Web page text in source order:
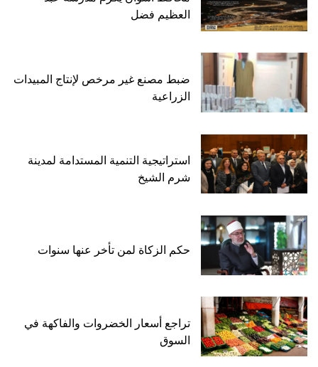
العظيم فضل
ضبط مصنع غير مرخص لإنتاج المبيدات
الزراعية
استراتيجية التنمية المستدامة لمدينة
شرم الشيخ
حكم الزكاة لمن تأخر عنها سنوات
تراجع أسعار الخضروات والفاكهة في
السوق